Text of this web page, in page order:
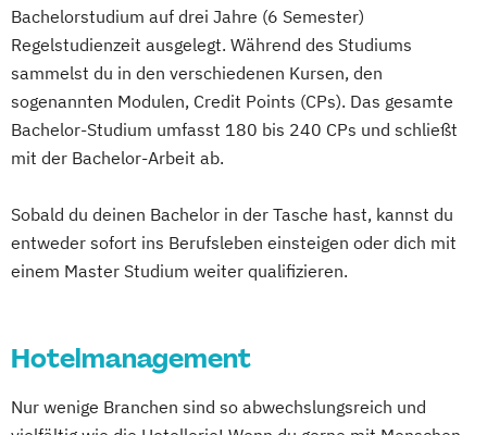
Bachelorstudium auf drei Jahre (6 Semester)
Regelstudienzeit ausgelegt. Während des Studiums
sammelst du in den verschiedenen Kursen, den
sogenannten Modulen, Credit Points (CPs). Das gesamte
Bachelor-Studium umfasst 180 bis 240 CPs und schließt
mit der Bachelor-Arbeit ab.
Sobald du deinen Bachelor in der Tasche hast, kannst du
entweder sofort ins Berufsleben einsteigen oder dich mit
einem Master Studium weiter qualifizieren.
Hotelmanagement
Nur wenige Branchen sind so abwechslungsreich und